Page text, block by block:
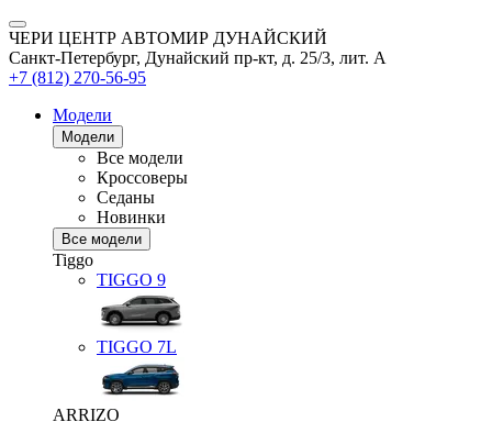
ЧЕРИ ЦЕНТР АВТОМИР ДУНАЙСКИЙ
Санкт-Петербург, Дунайский пр-кт, д. 25/3, лит. А
+7 (812) 270-56-95
Модели
Модели
Все модели
Кроссоверы
Седаны
Новинки
Все модели
Tiggo
TIGGO 9
TIGGO 7L
ARRIZO